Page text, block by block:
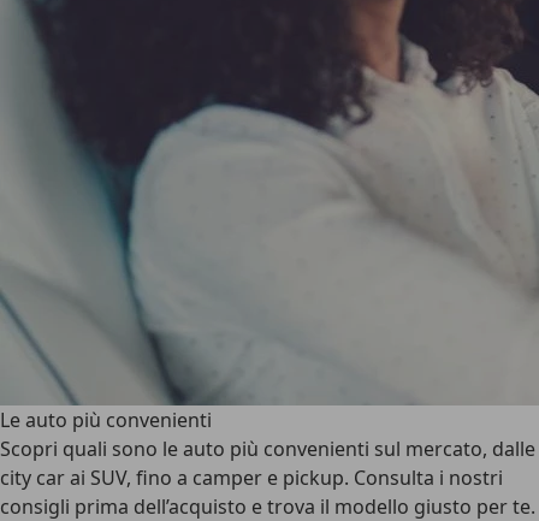
Le auto più convenienti
Scopri quali sono le auto più convenienti sul mercato, dalle
city car ai SUV, fino a camper e pickup. Consulta i nostri
consigli prima dell’acquisto e trova il modello giusto per te.